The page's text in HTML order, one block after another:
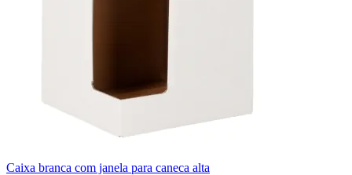
Caixa branca com janela para caneca alta